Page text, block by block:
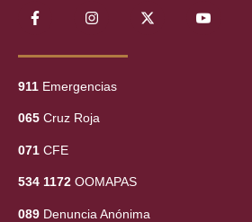
911 Emergencias
065 Cruz Roja
071 CFE
534 1172 OOMAPAS
089 Denuncia Anónima